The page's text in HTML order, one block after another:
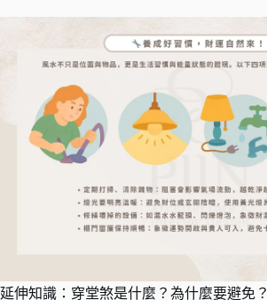
延伸知識：穿堂煞是什麼？為什麼要避免？